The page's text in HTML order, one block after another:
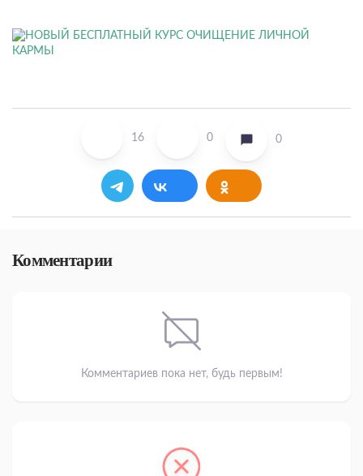
16 0 0
Комментарии
Комментариев пока нет, будь первым!